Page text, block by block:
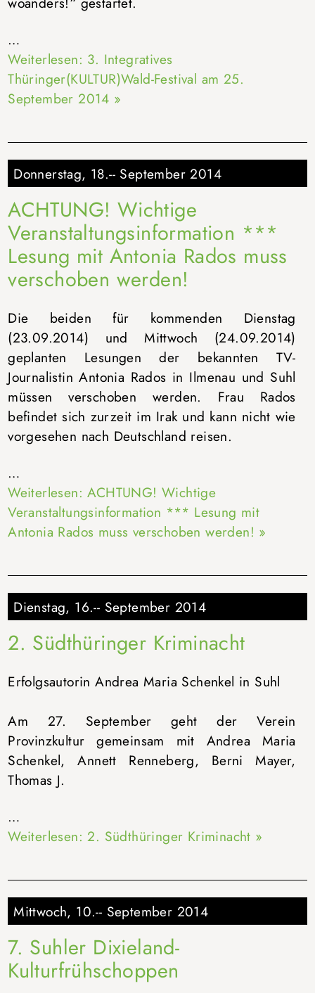
…
Weiterlesen: 3. Integratives
Thüringer(KULTUR)Wald-Festival am 25.
September 2014 »
Donnerstag, 18.-- September 2014
ACHTUNG! Wichtige
Veranstaltungsinformation ***
Lesung mit Antonia Rados muss
verschoben werden!
Die beiden für kommenden Dienstag
(23.09.2014) und Mittwoch (24.09.2014)
geplanten Lesungen der bekannten TV-
Journalistin Antonia Rados in Ilmenau und Suhl
müssen verschoben werden. Frau Rados
befindet sich zurzeit im Irak und kann nicht wie
vorgesehen nach Deutschland reisen.
…
Weiterlesen: ACHTUNG! Wichtige
Veranstaltungsinformation *** Lesung mit
Antonia Rados muss verschoben werden! »
Dienstag, 16.-- September 2014
2. Südthüringer Kriminacht
Erfolgsautorin Andrea Maria Schenkel in Suhl
Am 27. September geht der Verein
Provinzkultur gemeinsam mit Andrea Maria
Schenkel, Annett Renneberg, Berni Mayer,
Thomas J.
…
Weiterlesen: 2. Südthüringer Kriminacht »
Mittwoch, 10.-- September 2014
7. Suhler Dixieland-
Kulturfrühschoppen